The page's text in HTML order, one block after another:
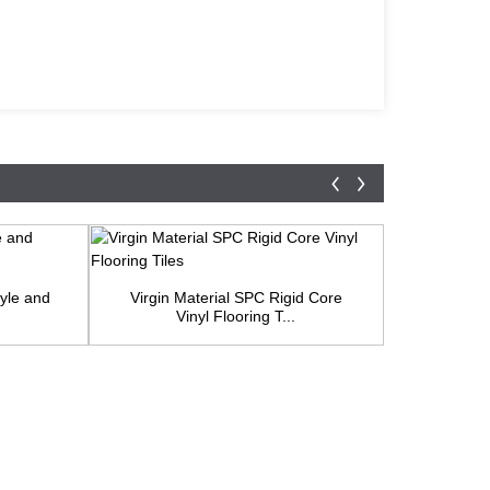
and
Virgin Material SPC Rigid Core
Vinyl Flooring T...